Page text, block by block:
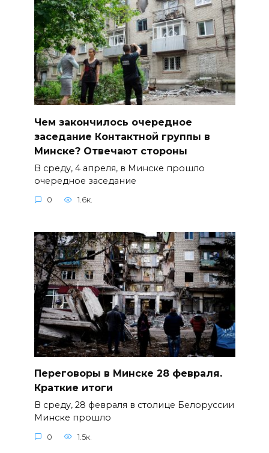
Чем закончилось очередное
заседание Контактной группы в
Минске? Отвечают стороны
В среду, 4 апреля, в Минске прошло
очередное заседание
0 1.6к.
Переговоры в Минске 28 февраля.
Краткие итоги
В среду, 28 февраля в столице Белоруссии
Минске прошло
0 1.5к.